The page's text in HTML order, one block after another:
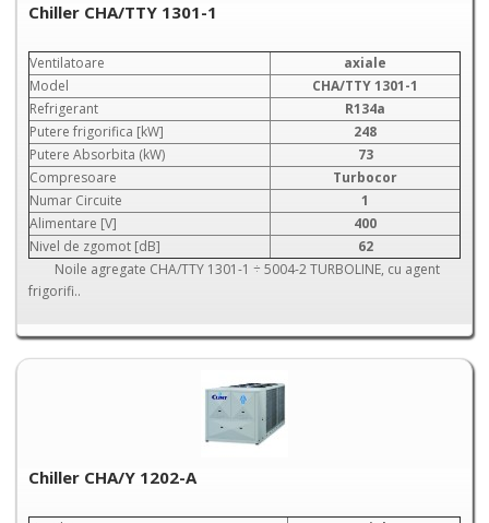
Chiller CHA/TTY 1301-1
Ventilatoare
axiale
Model
CHA/TTY 1301-1
Refrigerant
R134a
Putere frigorifica [kW]
248
Putere Absorbita (kW)
73
Compresoare
Turbocor
Numar Circuite
1
Alimentare [V]
400
Nivel de zgomot [dB]
62
Noile agregate CHA/TTY 1301-1 ÷ 5004-2 TURBOLINE, cu agent
frigorifi..
Chiller CHA/Y 1202-A